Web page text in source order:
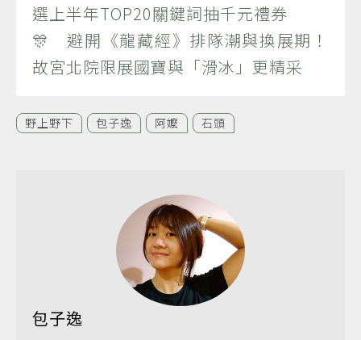
選上半年TOP20關鍵詞抽千元禮券
🎊 避開《龍藏經》排隊潮與換展期！
故宮北院限展國寶與「滑冰」更精采
野上野下 包子逸 阿嬤 石頭
包子逸